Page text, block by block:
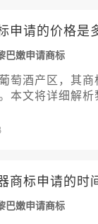
申请的价格是
巴嫩申请商标
萄酒产区，其商
本文将详细解析
等核心环节，
商标申请的时
巴嫩申请商标